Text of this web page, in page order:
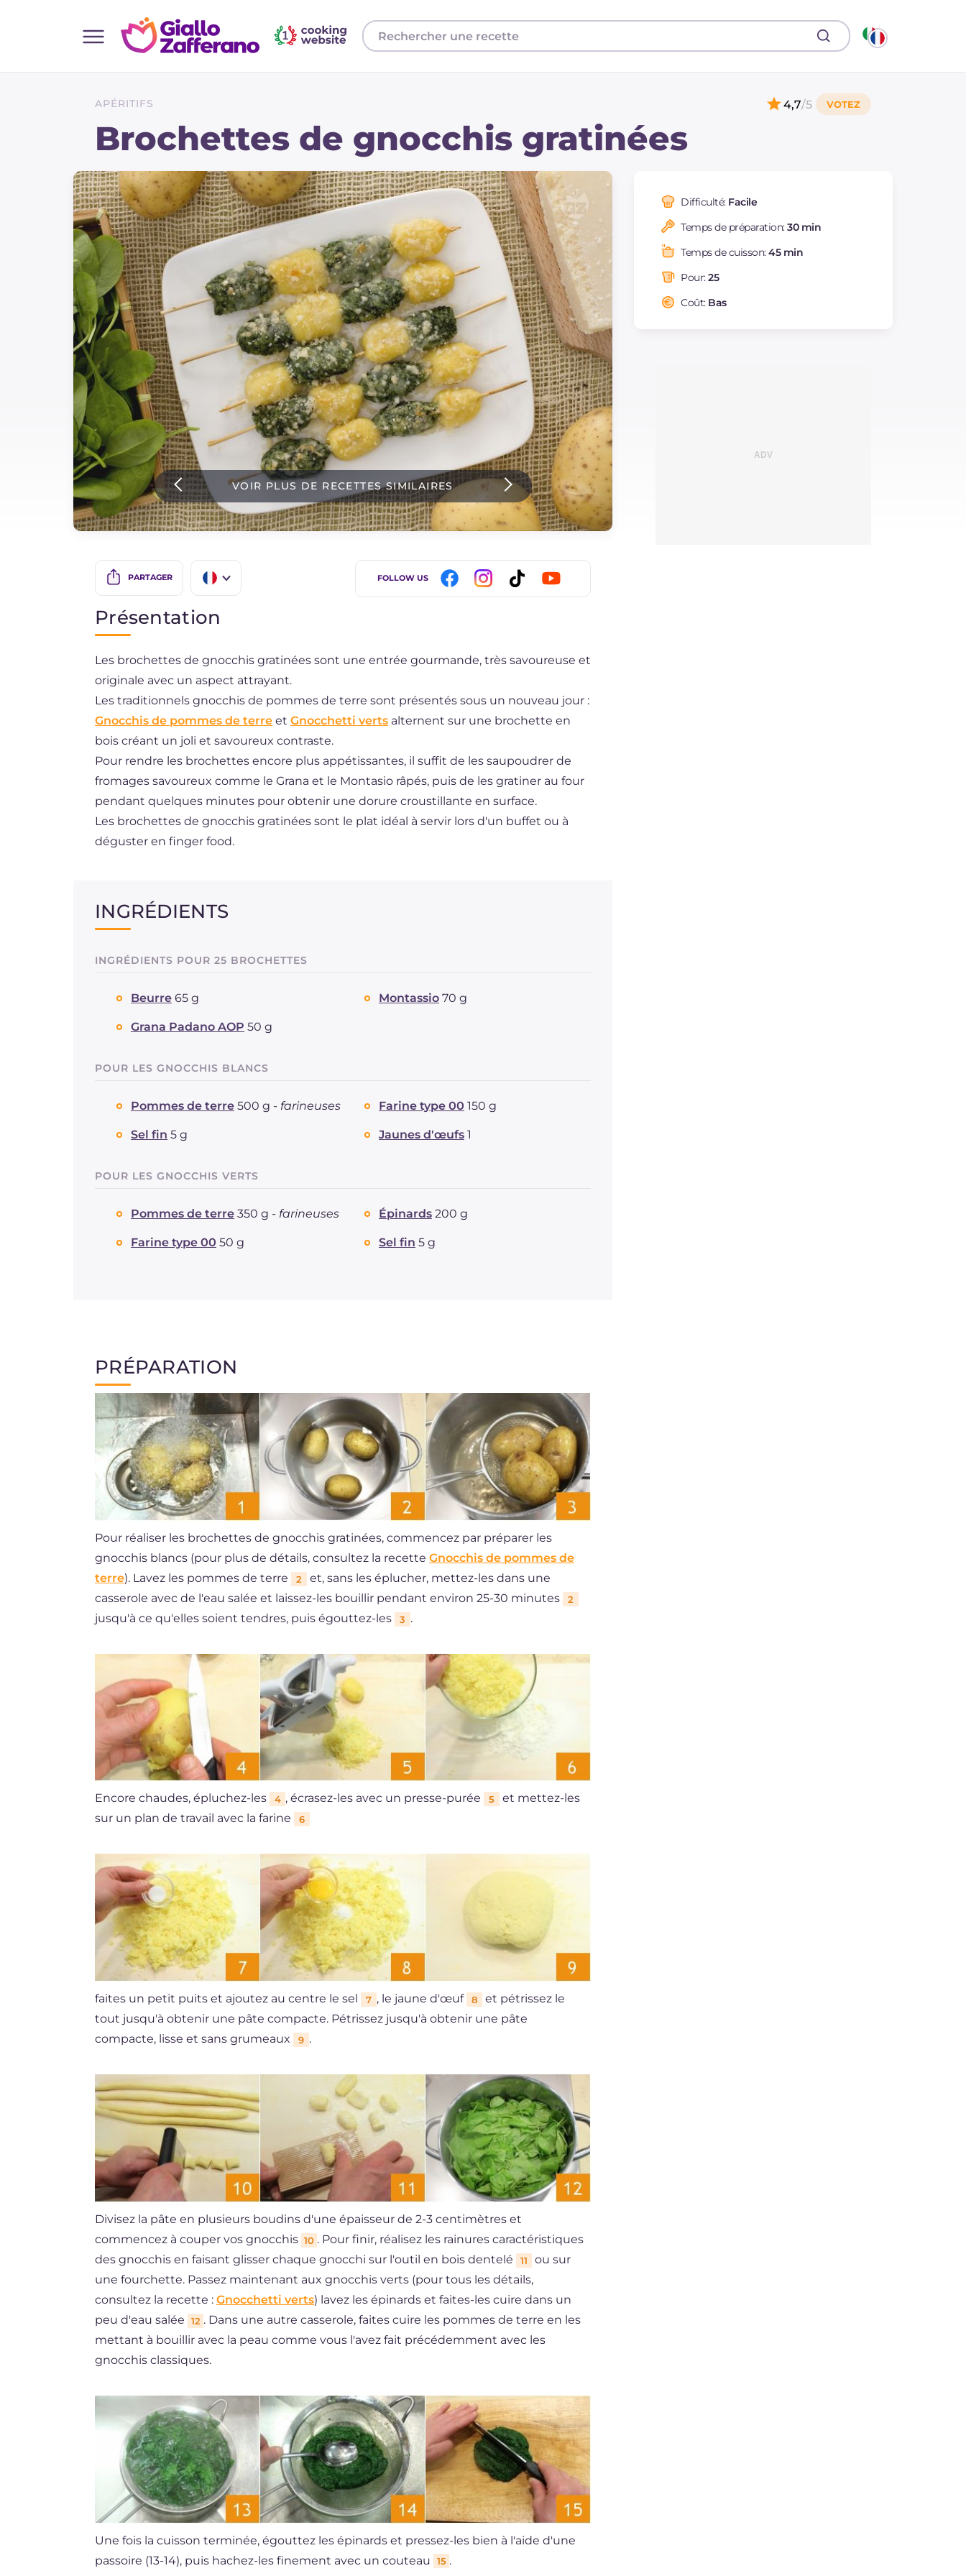
Toutes les recettes
Plats principaux
Boissons et rafraîchissements
Accompagnement
Pizzas et focaccia
Gateaux et patisserie
Dernieres recettes
Instagram
YouTube
APÉRITIFS
Brochettes de gnocchis gratinées
4,7/5
VOIR PLUS DE RECETTES SIMILAIRES
PARTAGER
DE
BR
NL
FOLLOW US
Difficulté: Facile
Temps de préparation:30 min
Temps de cuisson:45 min
Pour:25
Coût: Bas
Présentation
Les brochettes de gnocchis gratinées sont une entrée gourmande, très savoureuse et
originale avec un aspect attrayant.
Les traditionnels gnocchis de pommes de terre sont présentés sous un nouveau jour :
Gnocchis de pommes de terre et Gnocchetti verts alternent sur une brochette en
bois créant un joli et savoureux contraste.
Pour rendre les brochettes encore plus appétissantes, il suffit de les saupoudrer de
fromages savoureux comme le Grana et le Montasio râpés, puis de les gratiner au four
pendant quelques minutes pour obtenir une dorure croustillante en surface.
Les brochettes de gnocchis gratinées sont le plat idéal à servir lors d'un buffet ou à
déguster en finger food.
INGRÉDIENTS
INGRÉDIENTS POUR 25 BROCHETTES
Beurre 65 g Montassio 70 g
Grana Padano AOP 50 g
POUR LES GNOCCHIS BLANCS
Pommes de terre 500 g - farineuses Farine type 00 150 g
Sel fin 5 g Jaunes d'œufs 1
POUR LES GNOCCHIS VERTS
Pommes de terre 350 g - farineuses Épinards 200 g
Farine type 00 50 g Sel fin 5 g
PRÉPARATION
Pour réaliser les brochettes de gnocchis gratinées, commencez par préparer les
gnocchis blancs (pour plus de détails, consultez la recette Gnocchis de pommes de
terre). Lavez les pommes de terre 2
et, sans les éplucher, mettez-les dans une
casserole avec de l'eau salée et laissez-les bouillir pendant environ 25-30 minutes
2
jusqu'à ce qu'elles soient tendres, puis égouttez-les 3 .
Encore chaudes, épluchez-les 4 , écrasez-les avec un presse-purée 5
et mettez-les
sur un plan de travail avec la farine
6
faites un petit puits et ajoutez au centre le sel 7 , le jaune d'œuf 8
et pétrissez le
tout jusqu'à obtenir une pâte compacte. Pétrissez jusqu'à obtenir une pâte
compacte, lisse et sans grumeaux
9 .
Divisez la pâte en plusieurs boudins d'une épaisseur de 2-3 centimètres et
commencez à couper vos gnocchis 10 . Pour finir, réalisez les rainures caractéristiques
des gnocchis en faisant glisser chaque gnocchi sur l'outil en bois dentelé
11
ou sur
une fourchette. Passez maintenant aux gnocchis verts (pour tous les détails,
consultez la recette : Gnocchetti verts) lavez les épinards et faites-les cuire dans un
peu d'eau salée
12 . Dans une autre casserole, faites cuire les pommes de terre en les
mettant à bouillir avec la peau comme vous l'avez fait précédemment avec les
gnocchis classiques.
Une fois la cuisson terminée, égouttez les épinards et pressez-les bien à l'aide d'une
passoire (13-14), puis hachez-les finement avec un couteau
15 .